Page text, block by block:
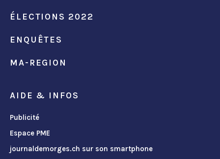
ÉLECTIONS 2022
ENQUÊTES
MA-REGION
AIDE & INFOS
Publicité
Espace PME
journaldemorges.ch sur son smartphone